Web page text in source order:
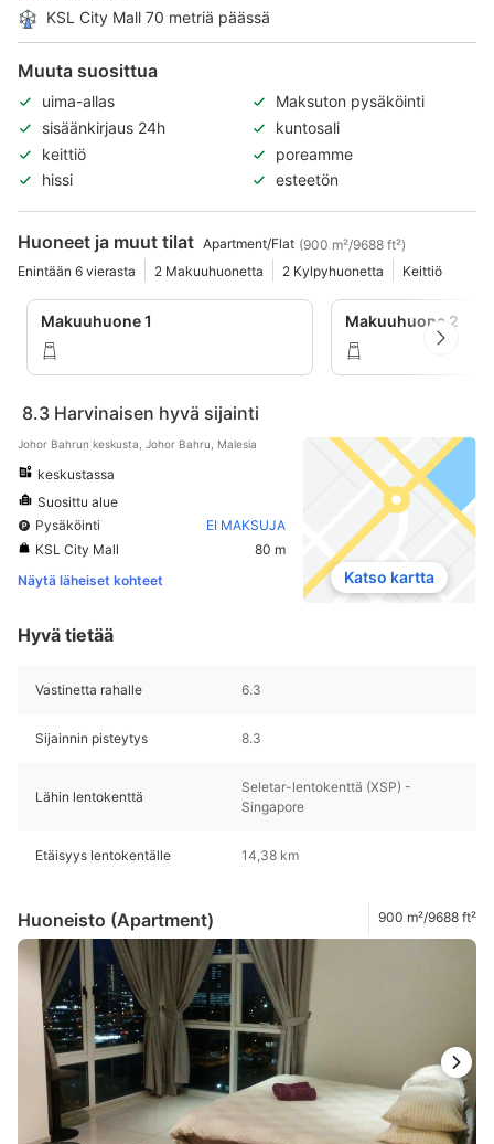
KSL City Mall 70 metriä päässä
Muuta suosittua
uima-allas
Maksuton pysäköinti
sisäänkirjaus 24h
kuntosali
keittiö
poreamme
hissi
esteetön
Huoneet ja muut tilat Apartment/Flat (900 m²/9688 ft²)
Enintään 6 vierasta
2 Makuuhuonetta 2 Kylpyhuonetta Keittiö
Makuuhuone 1 Makuuhuone 2
8.3 Harvinaisen hyvä sijainti
Johor Bahrun keskusta, Johor Bahru, Malesia
keskustassa
Suosittu alue
Pysäköinti
EI MAKSUJA
KSL City Mall
80 m
Näytä läheiset kohteet
Katso kartta
Hyvä tietää
Vastinetta rahalle 6.3
Sijainnin pisteytys 8.3
Lähin lentokenttä
Seletar-lentokenttä (XSP) -
Singapore
Etäisyys lentokentälle 14,38 km
Huoneisto (Apartment) 900 m²/9688 ft²